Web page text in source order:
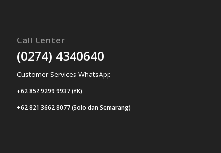
Call Center
(0274) 4340640
Customer Services WhatsApp
+62 852 9299 9937 (YK)
+62 821 3662 8077 (Solo dan Semarang)